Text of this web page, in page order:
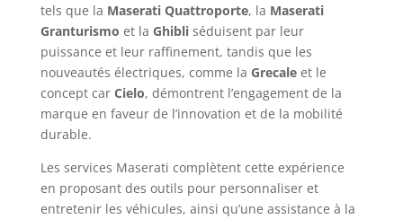
tels que la Maserati Quattroporte, la Maserati
Granturismo et la Ghibliséduisent par leur
puissance et leur raffinement, tandis que les
nouveautés électriques, comme la Grecaleet le
concept car Cielo, démontrent l’engagement de la
marque en faveur de l’innovation et de la mobilité
durable.
Les services Maserati complètent cette expérience
en proposant des outils pour personnaliser et
entretenir les véhicules, ainsi qu’une assistance à la